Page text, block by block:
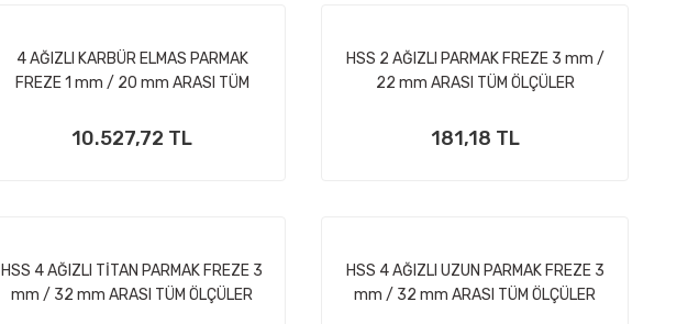
4 AĞIZLI KARBÜR ELMAS PARMAK
FREZE 1 mm / 20 mm ARASI TÜM
10.527,72 TL
HSS 2 AĞIZLI PARMAK FREZE 3 mm /
22 mm ARASI TÜM ÖLÇÜLER
181,18 TL
HSS 4 AĞIZLI TİTAN PARMAK FREZE 3
mm / 32 mm ARASI TÜM ÖLÇÜLER
HSS 4 AĞIZLI UZUN PARMAK FREZE 3
mm / 32 mm ARASI TÜM ÖLÇÜLER